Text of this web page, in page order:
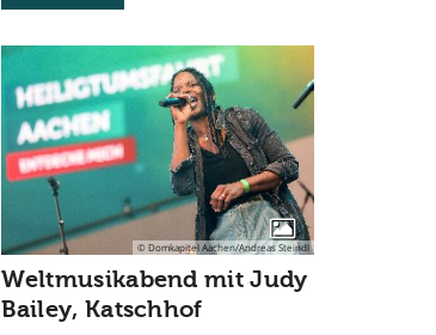
© Domkapitel Aachen/Andreas Steindl
Weltmusikabend mit Judy
Bailey, Katschhof